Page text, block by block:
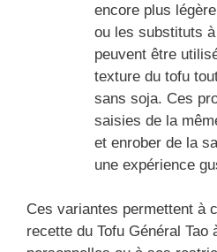
encore plus
ou les substituts
peuvent être
texture du tofu
sans soja. Ces
saisies de la
et enrober de la
une expérience
Ces variantes permettent à
recette du Tofu Général Tao